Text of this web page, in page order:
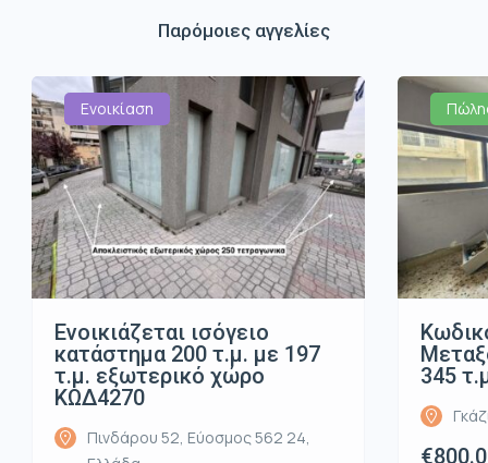
Παρόμοιες αγγελίες
Ενοικίαση
Ενοικιάζεται ισόγειο
κατάστημα 200 τ.μ. με 197
τ.μ. εξωτερικό χώρο
ΚΩΔ4270
Πινδάρου 52, Εύοσμος 562 24,
345